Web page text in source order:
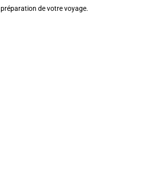
de votre voyage.